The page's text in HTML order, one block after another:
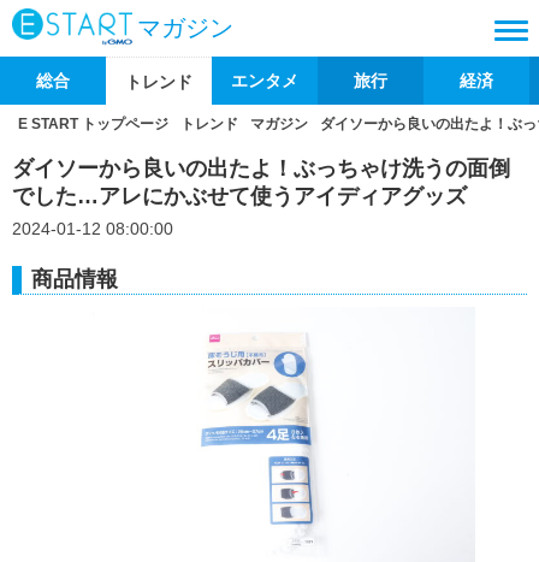
マガジン
総合 トレンド エンタメ 旅行 経済
E START トップページ トレンド マガジン ダイソーから良いの出たよ！ぶ
ダイソーから良いの出たよ！ぶっちゃけ洗うの面倒
でした…アレにかぶせて使うアイディアグッズ
2024-01-12 08:00:00
商品情報